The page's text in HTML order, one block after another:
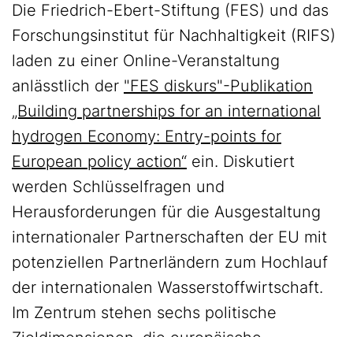
Die Friedrich-Ebert-Stiftung (FES) und das
Forschungsinstitut für Nachhaltigkeit (RIFS)
laden zu einer Online-Veranstaltung
anlässtlich der "FES diskurs"-Publikation
„Building partnerships for an international
hydrogen Economy: Entry-points for
European policy action“ ein. Diskutiert
werden Schlüsselfragen und
Herausforderungen für die Ausgestaltung
internationaler Partnerschaften der EU mit
potenziellen Partnerländern zum Hochlauf
der internationalen Wasserstoffwirtschaft.
Im Zentrum stehen sechs politische